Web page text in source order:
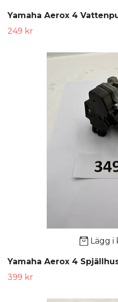
Yamaha Aerox 4
249 kr
Lägg i
Yamaha Aerox 4
399 kr